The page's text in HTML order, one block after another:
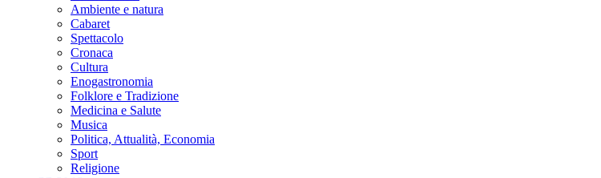
Ambiente e natura
Cabaret
Spettacolo
Cronaca
Cultura
Enogastronomia
Folklore e Tradizione
Medicina e Salute
Musica
Politica, Attualità, Economia
Sport
Religione